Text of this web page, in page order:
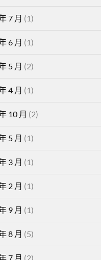
7 月 (1)
6 月 (1)
5 月 (2)
4 月 (1)
10 月 (2)
5 月 (1)
3 月 (1)
2 月 (1)
9 月 (1)
8 月 (5)
7 月 (2)